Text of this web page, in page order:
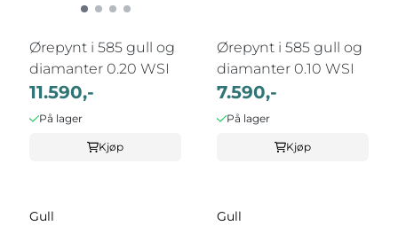
Ørepynt i 585 gull og
diamanter 0.20 WSI
11.590,-
På lager
Kjøp
Ørepynt i 585 gull og
diamanter 0.10 WSI
7.590,-
På lager
Kjøp
Gull Gull